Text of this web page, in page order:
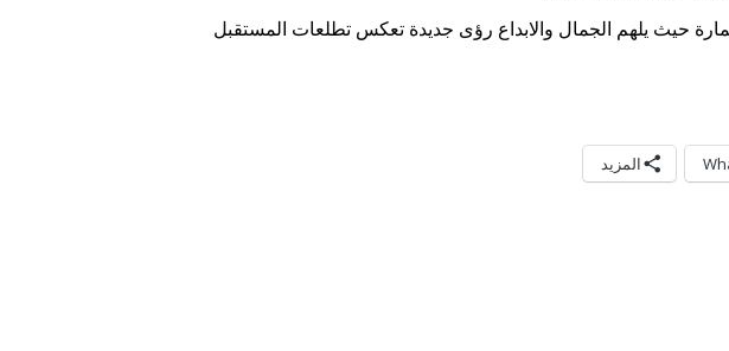
حيث يلهم الجمال والابداع رؤى جديدة تعكس تطلعات المستقبل
المزيد